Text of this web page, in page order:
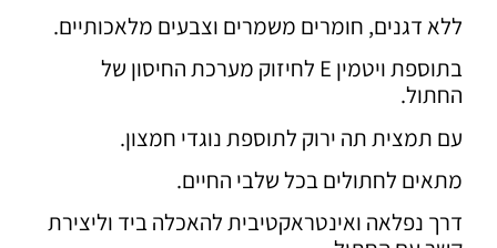
ללא דגנים, חומרים משמרים וצבעים מלאכותיים.
בתוספת ויטמין E לחיזוק מערכת החיסון של
החתול.
עם תמצית תה ירוק לתוספת נוגדי חמצון.
מתאים לחתולים בכל שלבי החיים.
דרך נפלאה ואינטראקטיבית להאכלה ביד וליצירת